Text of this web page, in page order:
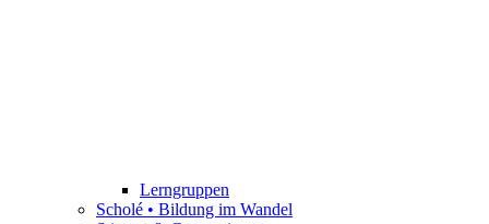
Lerngruppen
Scholé • Bildung im Wandel